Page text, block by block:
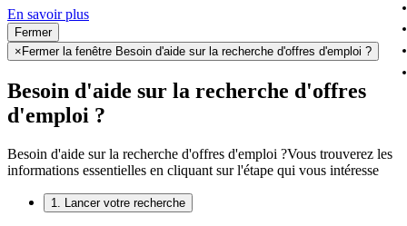
En savoir plus
Fermer
× Fermer la fenêtre Besoin d'aide sur la recherche d'offres d'emploi ?
Besoin d'aide sur la recherche d'offres
d'emploi ?
Besoin d'aide sur la recherche d'offres d'emploi ?Vous trouverez les
informations essentielles en cliquant sur l'étape qui vous intéresse
1. Lancer votre recherche